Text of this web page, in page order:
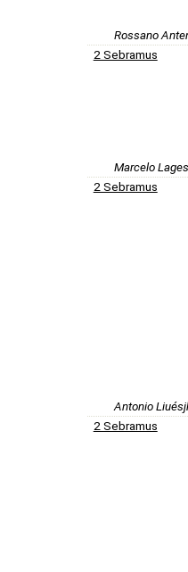
Rossano
2 Sebramus
Marcelo
2 Sebramus
Antonio
2 Sebramus